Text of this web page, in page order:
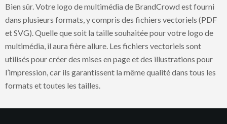
Bien sûr. Votre logo de multimédia de BrandCrowd est fourni
dans plusieurs formats, y compris des fichiers vectoriels (PDF
et SVG). Quelle que soit la taille souhaitée pour votre logo de
multimédia, il aura fière allure. Les fichiers vectoriels sont
utilisés pour créer des mises en page et des illustrations pour
l’impression, car ils garantissent la même qualité dans tous les
formats et toutes les tailles.